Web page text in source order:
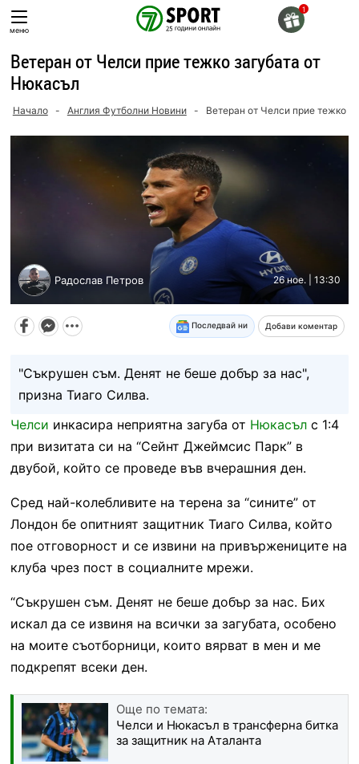
Skip
toменю
Ветеран от Челси прие тежко загубата от
Нюкасъл
Начало - Англия Футболни Новини - Ветеран от Челси прие тежко
Радослав Петров 26 ное. | 13:30
Последвай ни Добави коментар
"Съкрушен съм. Денят не беше добър за нас",
призна Тиаго Силва.
Челси инкасира неприятна загуба от Нюкасълс 1:4
при визитата си на “Сейнт Джеймсис Парк” в
двубой, който се проведе във вчерашния ден.
Сред най-колебливите на терена за “сините” от
Лондон бе опитният защитник Тиаго Силва, който
пое отговорност и се извини на привържениците на
клуба чрез пост в социалните мрежи.
“Съкрушен съм. Денят не беше добър за нас. Бих
искал да се извиня на всички за загубата, особено
на моите съотборници, които вярват в мен и ме
подкрепят всеки ден.
Още по темата:
Челси и Нюкасъл в трансферна битка
за защитник на Аталанта